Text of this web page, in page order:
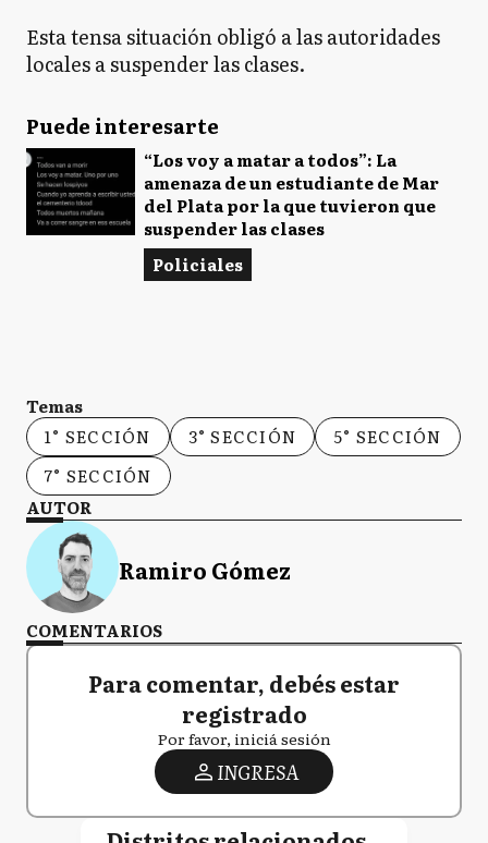
Esta tensa situación obligó a las autoridades
locales a suspender las clases.
Puede interesarte
“Los voy a matar a todos”: La
amenaza de un estudiante de Mar
del Plata por la que tuvieron que
suspender las clases
Policiales
Temas
1° SECCIÓN
3° SECCIÓN
5° SECCIÓN
7° SECCIÓN
AUTOR
Ramiro Gómez
COMENTARIOS
Para comentar, debés estar
registrado
Por favor, iniciá sesión
INGRESA